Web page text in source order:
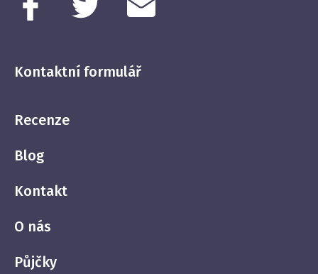
Kontaktní formulář
Recenze
Blog
Kontakt
O nás
Půjčky